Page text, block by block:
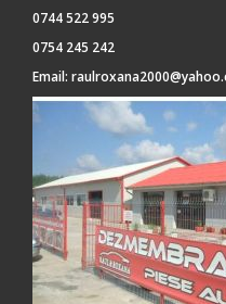
0744 522 995
0754 245 242
Email: